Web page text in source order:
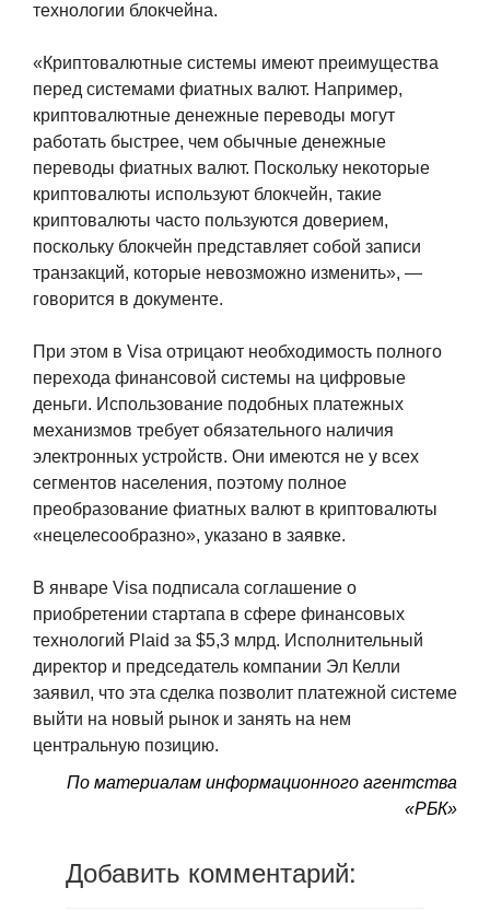
технологии блокчейна.
«Криптовалютные системы имеют преимущества
перед системами фиатных валют. Например,
криптовалютные денежные переводы могут
работать быстрее, чем обычные денежные
переводы фиатных валют. Поскольку некоторые
криптовалюты используют блокчейн, такие
криптовалюты часто пользуются доверием,
поскольку блокчейн представляет собой записи
транзакций, которые невозможно изменить», —
говорится в документе.
При этом в Visa отрицают необходимость полного
перехода финансовой системы на цифровые
деньги. Использование подобных платежных
механизмов требует обязательного наличия
электронных устройств. Они имеются не у всех
сегментов населения, поэтому полное
преобразование фиатных валют в криптовалюты
«нецелесообразно», указано в заявке.
В январе Visa подписала соглашение о
приобретении стартапа в сфере финансовых
технологий Plaid за $5,3 млрд. Исполнительный
директор и председатель компании Эл Келли
заявил, что эта сделка позволит платежной системе
выйти на новый рынок и занять на нем
центральную позицию.
По материалам информационного агентства
«РБК»
Добавить комментарий: